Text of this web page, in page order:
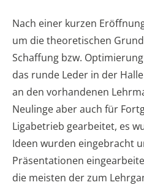
Nach einer kurzen
um die theoretischen
Schaffung bzw.
das runde Leder in der
an den vorhandenen
Neulinge aber auch für
Ligabetrieb gearbeitet, es
Ideen wurden eingebracht
Präsentationen
die meisten der zum